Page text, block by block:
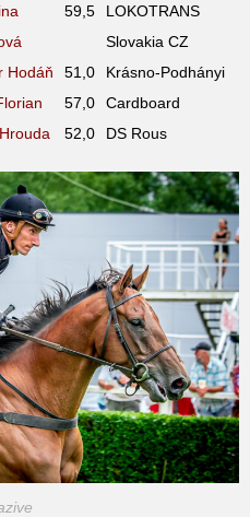
59,5
LOKOTRANS
Slovakia CZ
Hodáň 51,0
Krásno-Podhányi
57,0
Cardboard
52,0 DS Rous